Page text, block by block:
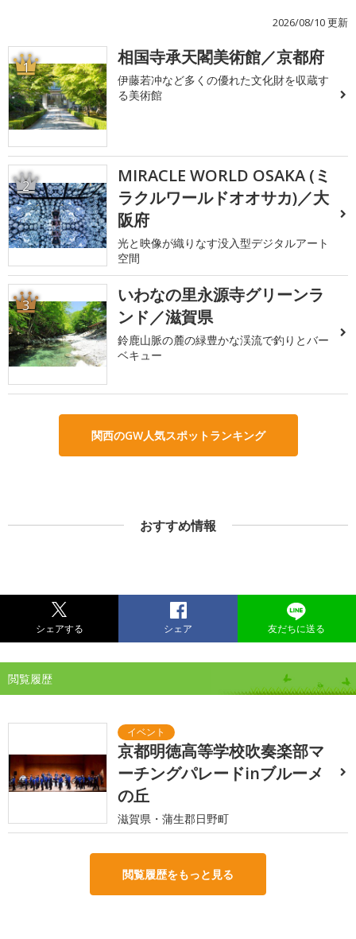
2026/08/10 更新
1 相国寺承天閣美術館／京都府
伊藤若冲など多くの優れた文化財を収蔵す
る美術館
2
MIRACLE WORLD OSAKA (ミ
ラクルワールドオオサカ)／大
阪府
光と映像が織りなす没入型デジタルアート
空間
3
いわなの里永源寺グリーンラ
ンド／滋賀県
鈴鹿山脈の麓の緑豊かな渓流で釣りとバー
ベキュー
関西のGW人気スポットランキング
おすすめ情報
シェアする シェア 友だちに送る
閲覧履歴
京都明徳高等学校吹奏楽部マ
ーチングパレードinブルーメ
の丘
滋賀県・蒲生郡日野町
閲覧履歴をもっと見る